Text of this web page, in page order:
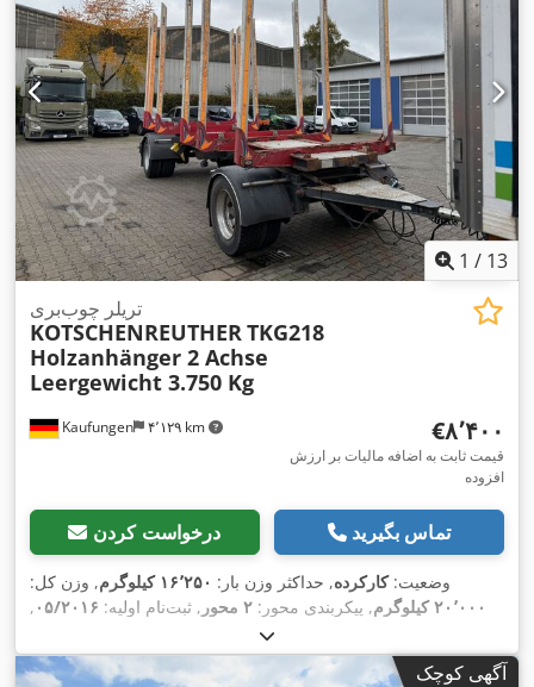
1 / 13
Kaufungen ۴٬۱۲۹ km
تریلر چوب‌بری
KOTSCHENREUTHERTKG218
Holzanhänger 2 Achse
Leergewicht 3.750 Kg
‎€۸٬۴۰۰
قیمت ثابت به اضافه مالیات بر ارزش
افزوده
درخواست کردن تماس بگیرید
وضعیت:کارکرده, حداکثر وزن بار: ۱۶٬۲۵۰ کیلوگرم
, وزن کل:
۲۰٬۰۰۰ کیلوگرم
, پیکربندی محور: ۲ محور , ثبت‌نام اولیه: ۰۵/۲۰۱۶ ,
آگهی کوچک